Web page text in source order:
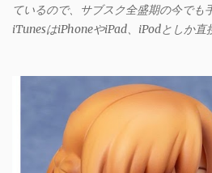
ているので、サブスク全盛期の今で
iTunesはiPhoneやiPad、iPodとしか直
ドパーティー製のアプリを PC と
ストールすれば、Wi-Fiや USB接続 を
る。私も 2012年頃にAndroidウォーク
利に活用させてもらっていたのだが、
て同期ができないという声を多数見